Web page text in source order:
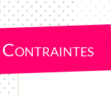
Contraintes